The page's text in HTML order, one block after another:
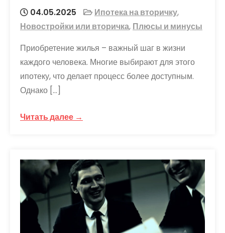
04.05.2025 Ипотека на вторичку,
Новостройки или вторичка, Плюсы и минусы
Приобретение жилья – важный шаг в жизни
каждого человека. Многие выбирают для этого
ипотеку, что делает процесс более доступным.
Однако […]
Читать далее →